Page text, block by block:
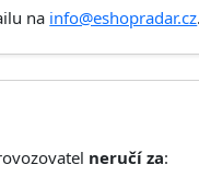
na info@eshopradar.cz.
neručí za: